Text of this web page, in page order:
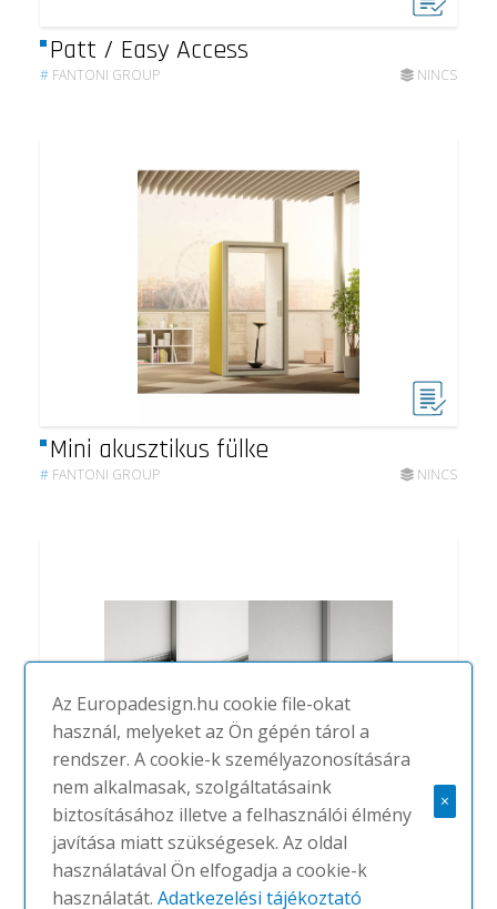
Patt / Easy Access
# FANTONI GROUP NINCS
Mini akusztikus fülke
# FANTONI GROUP NINCS
Patt / Stillwall
FANTONI GROUP
Az Europadesign.hu cookie file-okat
használ, melyeket az Ön gépén tárol a
rendszer. A cookie-k személyazonosítására
nem alkalmasak, szolgáltatásaink
biztosításához illetve a felhasználói élmény
javítása miatt szükségesek. Az oldal
használatával Ön elfogadja a cookie-k
használatát.Adatkezelési tájékoztató
×